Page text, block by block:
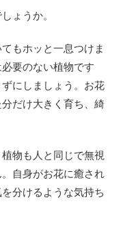
ょうか。
もホッと一息つけま
要のない植物です
にしましょう。お花
だけ大きく育ち、綺
物も人と同じで無視
自身がお花に癒され
分けるような気持ち